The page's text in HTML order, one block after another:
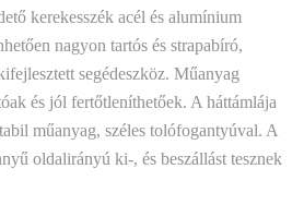
kerekesszék acél és alumínium
nagyon tartós és strapabíró,
segédeszköz. Műanyag
és jól fertőtleníthetőek. A háttámlája
műanyag, széles tolófogantyúval. A
oldalirányú ki-, és beszállást tesznek